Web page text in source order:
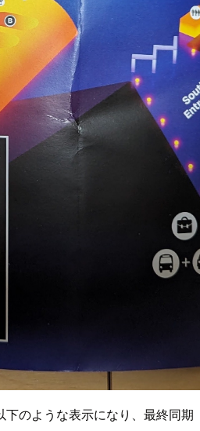
のような表示になり、最終同期